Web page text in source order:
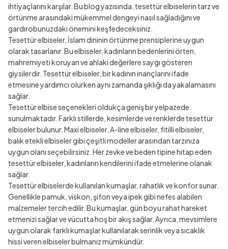
ihtiyaçlarını karşılar. Bu blog yazısında, tesettür elbiselerin tarz ve
örtünme arasındaki mükemmel dengeyi nasıl sağladığını ve
gardırobunuzdaki önemini keşfedeceksiniz.
Tesettür elbiseler, İslam dininin örtünme prensiplerine uygun
olarak tasarlanır. Bu elbiseler, kadınların bedenlerini örten,
mahremiyeti koruyan ve ahlaki değerlere saygı gösteren
giysilerdir. Tesettür elbiseler, bir kadının inançlarını ifade
etmesine yardımcı olurken aynı zamanda şıklığı da yakalamasını
sağlar.
Tesettür elbise seçenekleri oldukça geniş bir yelpazede
sunulmaktadır. Farklı stillerde, kesimlerde ve renklerde tesettür
elbiseler bulunur. Maxi elbiseler, A-line elbiseler, fitilli elbiseler,
balık etekli elbiseler gibi çeşitli modeller arasından tarzınıza
uygun olanı seçebilirsiniz. Her zevke ve beden tipine hitap eden
tesettür elbiseler, kadınların kendilerini ifade etmelerine olanak
sağlar.
Tesettür elbiselerde kullanılan kumaşlar, rahatlık ve konfor sunar.
Genellikle pamuk, viskon, şifon veya ipek gibi nefes alabilen
malzemeler tercih edilir. Bu kumaşlar, gün boyu rahat hareket
etmenizi sağlar ve vücutta hoş bir akış sağlar. Ayrıca, mevsimlere
uygun olarak farklı kumaşlar kullanılarak serinlik veya sıcaklık
hissi veren elbiseler bulmanız mümkündür.